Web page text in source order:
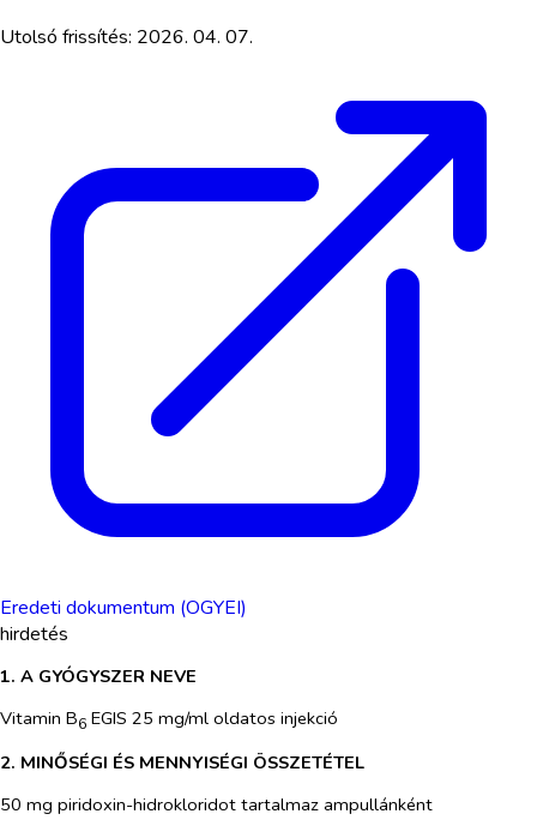
Utolsó frissítés: 2026. 04. 07.
Eredeti dokumentum (OGYEI)
hirdetés
1. A GYÓGYSZER NEVE
Vitamin B6 EGIS 25 mg/ml oldatos injekció
2. MINŐSÉGI ÉS MENNYISÉGI ÖSSZETÉTEL
50 mg piridoxin-hidrokloridot tartalmaz ampullánként